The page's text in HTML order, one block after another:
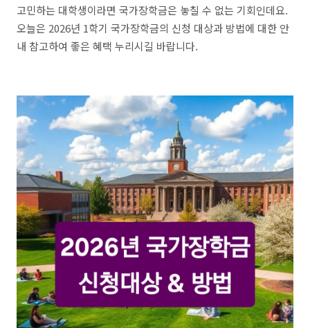
고민하는 대학생이라면 국가장학금은 놓칠 수 없는 기회인데요.
오늘은 2026년 1학기 국가장학금의 신청 대상과 방법에 대한 안
내 참고하여 좋은 혜택 누리시길 바랍니다.